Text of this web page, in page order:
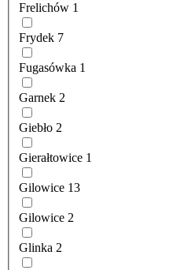
Frelichów 1
Frydek 7
Fugasówka 1
Garnek 2
Giebło 2
Gierałtowice 1
Gilowice 13
Gilowice 2
Glinka 2